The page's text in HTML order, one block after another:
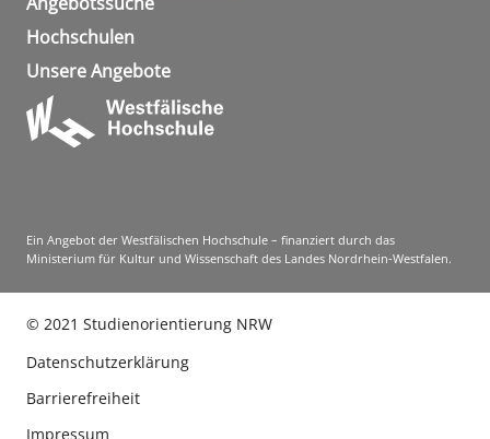
Hochschulen
Unsere Angebote
Ein Angebot der Westfälischen Hochschule – finanziert durch das
Ministerium für Kultur und Wissenschaft des Landes Nordrhein-Westfalen.
© 2021 Studienorientierung NRW
Datenschutzerklärung
Barrierefreiheit
Impressum